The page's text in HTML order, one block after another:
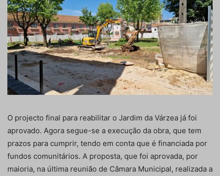
O projecto final para reabilitar o Jardim da Várzea já foi
aprovado. Agora segue-se a execução da obra, que tem
prazos para cumprir, tendo em conta que é financiada por
fundos comunitários. A proposta, que foi aprovada, por
maioria, na última reunião de Câmara Municipal, realizada a